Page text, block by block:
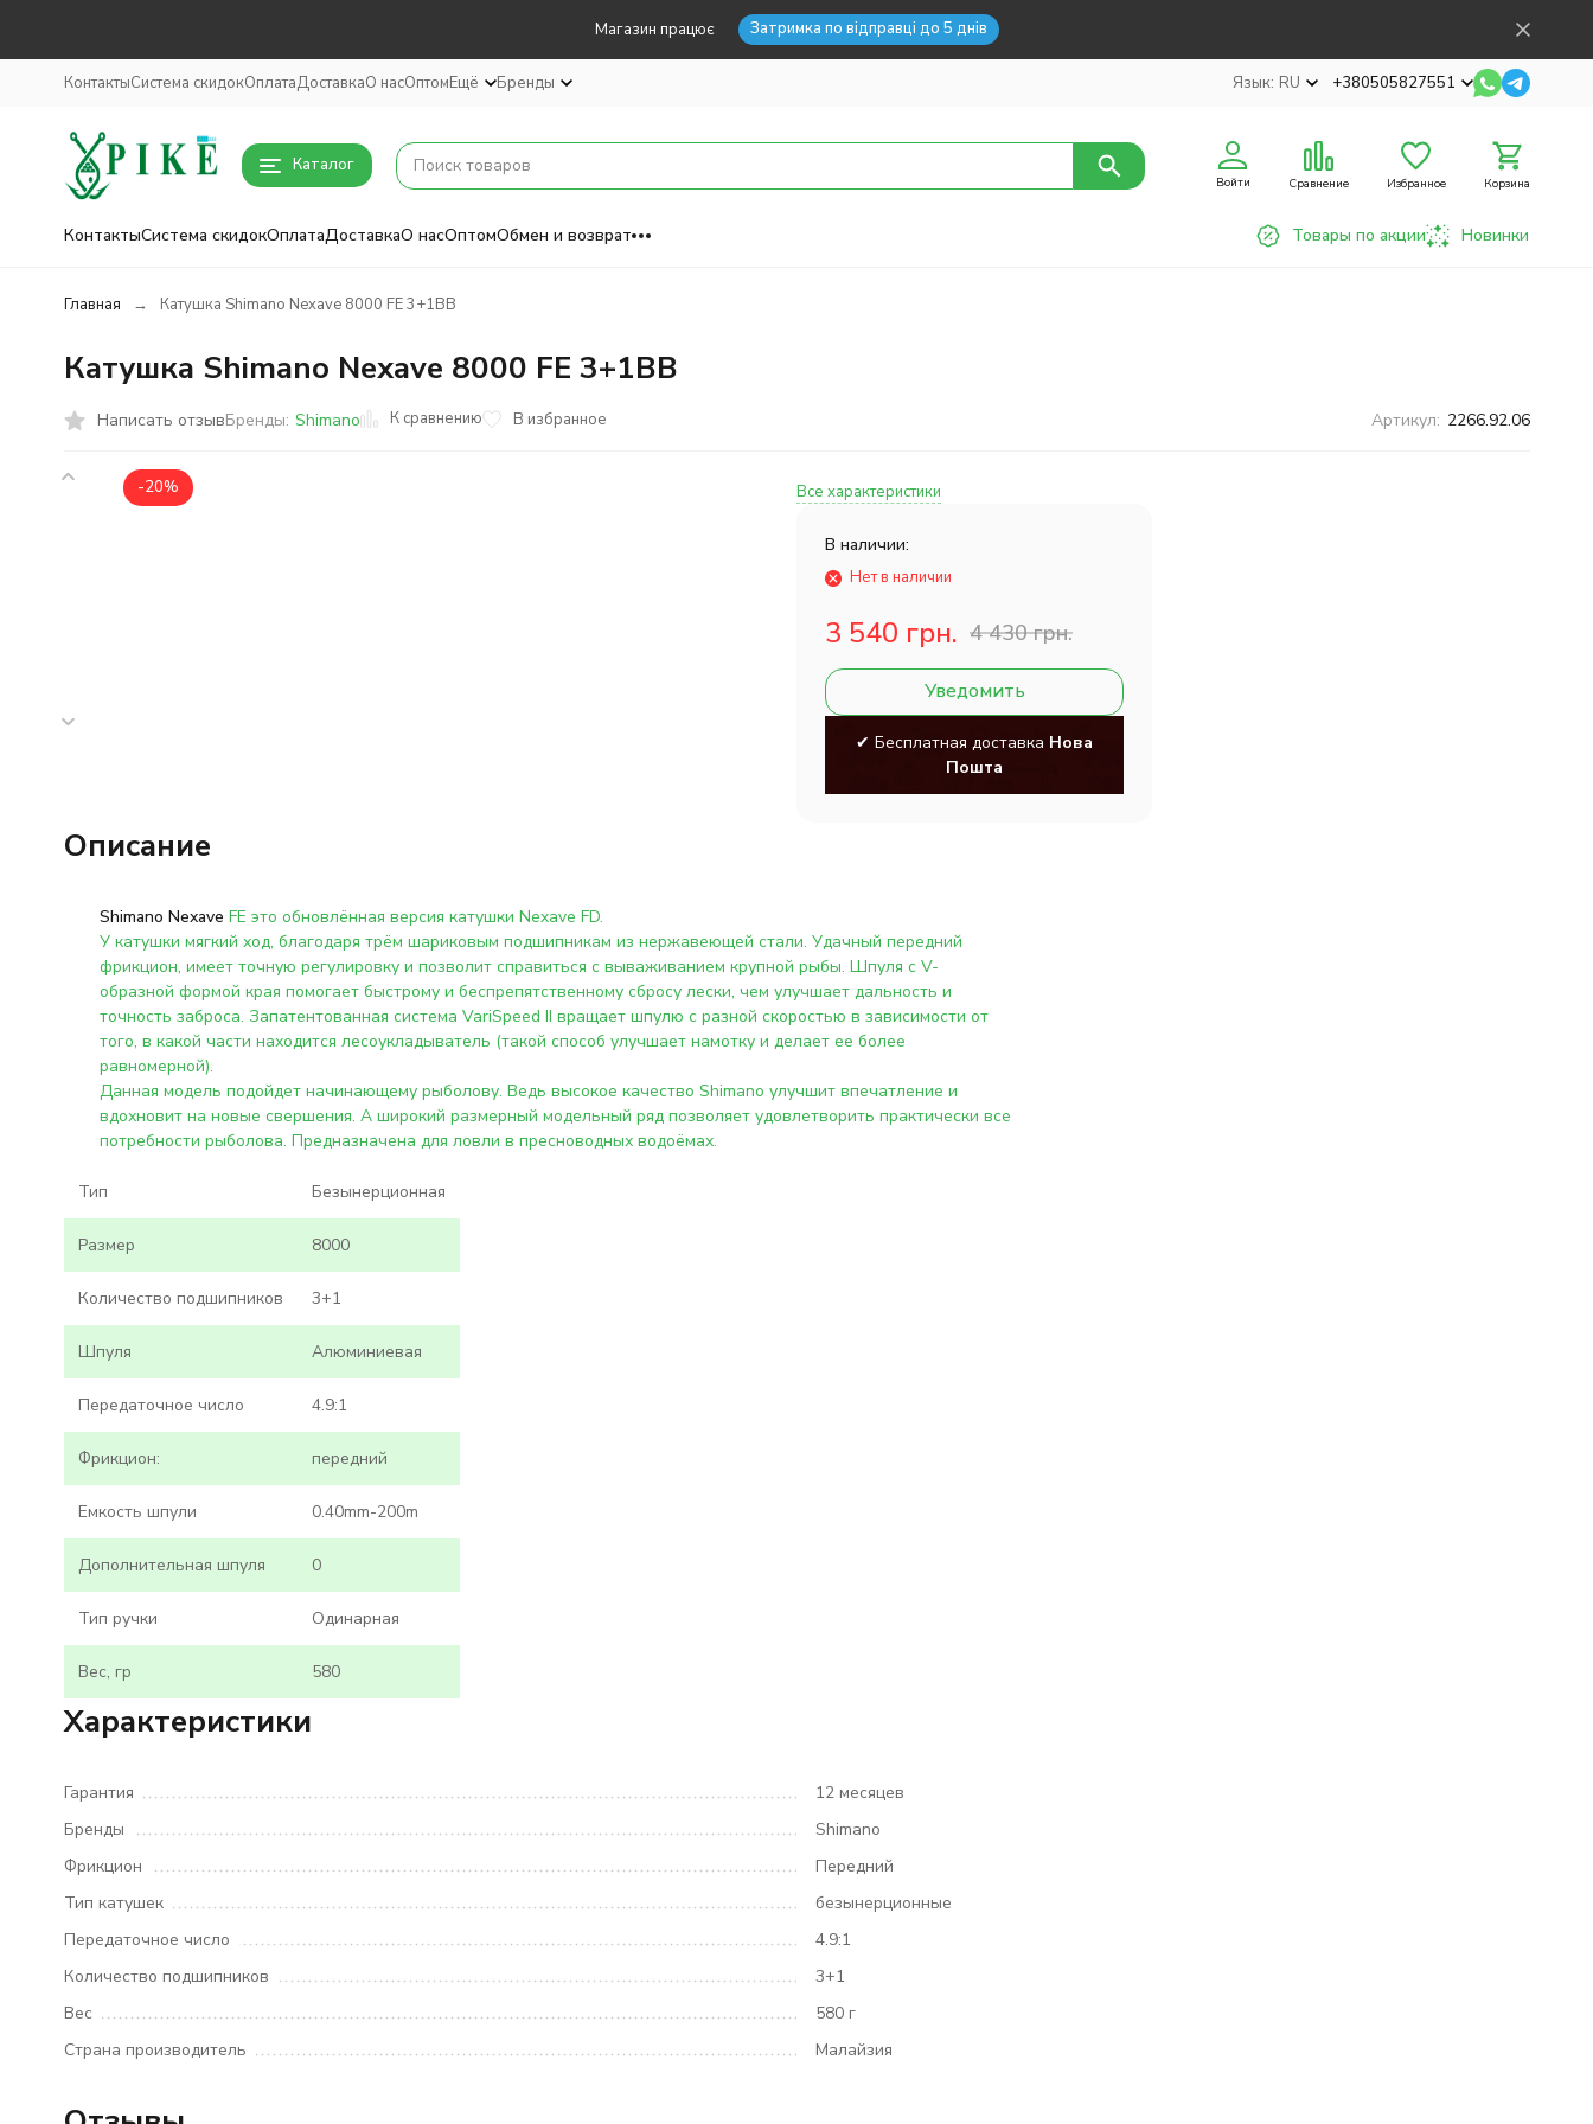
Магазин працює Затримка по відправці до 5 днів
КонтактыСистема скидокОплатаДоставкаО насОптомЕщё Бренды Язык: RU +380505827551
Каталог
Войти Сравнение Избранное Корзина
КонтактыСистема скидокОплатаДоставкаО насОптомОбмен и возврат Товары по акции Новинки
Главная Катушка Shimano Nexave 8000 FE 3+1BB
Катушка Shimano Nexave 8000 FE 3+1BB
Написать отзывБренды: Shimano К сравнению В избранное Артикул: 2266.92.06
-20% Все характеристики
В наличии:
Нет в наличии
3 540 грн. 4 430 грн.
Уведомить
✔ Бесплатная доставка Нова
Пошта
Описание
Shimano Nexave FE это обновлённая версия катушки Nexave FD.
У катушки мягкий ход, благодаря трём шариковым подшипникам из нержавеющей стали. Удачный передний
фрикцион, имеет точную регулировку и позволит справиться с вываживанием крупной рыбы. Шпуля с V-
образной формой края помогает быстрому и беспрепятственному сбросу лески, чем улучшает дальность и
точность заброса. Запатентованная система VariSpeed II вращает шпулю с разной скоростью в зависимости от
того, в какой части находится лесоукладыватель (такой способ улучшает намотку и делает ее более
равномерной).
Данная модель подойдет начинающему рыболову. Ведь высокое качество Shimano улучшит впечатление и
вдохновит на новые свершения. А широкий размерный модельный ряд позволяет удовлетворить практически все
потребности рыболова. Предназначена для ловли в пресноводных водоёмах.
Тип Безынерционная
Размер 8000
Количество подшипников 3+1
Шпуля Алюминиевая
Передаточное число 4.9:1
Фрикцион: передний
Емкость шпули 0.40mm-200m
Дополнительная шпуля 0
Тип ручки Одинарная
Вес, гр 580
Характеристики
Гарантия
12 месяцев
Бренды
Shimano
Фрикцион
Передний
Тип катушек
безынерционные
Передаточное число
4.9:1
Количество подшипников
3+1
Вес
580 г
Страна производитель
Малайзия